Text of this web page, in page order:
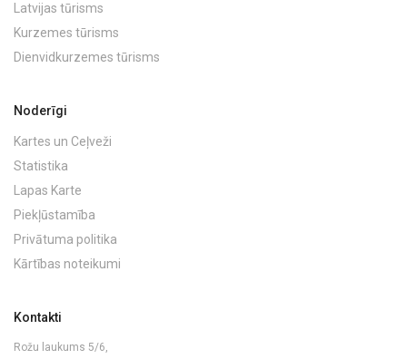
Latvijas tūrisms
Kurzemes tūrisms
Dienvidkurzemes tūrisms
Noderīgi
Kartes un Ceļveži
Statistika
Lapas Karte
Piekļūstamība
Privātuma politika
Kārtības noteikumi
Kontakti
Rožu laukums 5/6,